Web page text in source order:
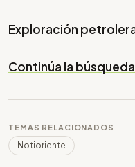
Exploración
Continúa la
TEMAS RELACIONADOS
Notioriente